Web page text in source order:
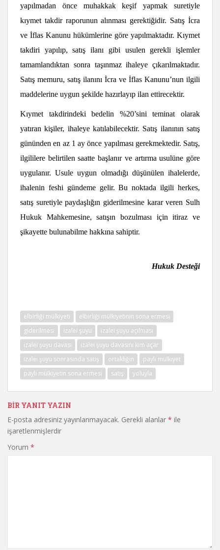
yapılmadan önce muhakkak keşif yapmak suretiyle
kıymet takdir raporunun alınması gerektiğidir. Satış İcra
ve İflas Kanunu hükümlerine göre yapılmaktadır. Kıymet
takdiri yapılıp, satış ilanı gibi usulen gerekli işlemler
tamamlandıktan sonra taşınmaz ihaleye çıkarılmaktadır.
Satış memuru, satış ilanını İcra ve İflas Kanunu’nun ilgili
maddelerine uygun şekilde hazırlayıp ilan ettirecektir.
Kıymet takdirindeki bedelin %20’sini teminat olarak
yatıran kişiler, ihaleye katılabilecektir. Satış ilanının satış
gününden en az 1 ay önce yapılması gerekmektedir. Satış,
ilgililere belirtilen saatte başlanır ve artırma usulüne göre
uygulanır. Usule uygun olmadığı düşünülen ihalelerde,
ihalenin feshi gündeme gelir. Bu noktada ilgili herkes,
satış suretiyle paydaşlığın giderilmesine karar veren Sulh
Hukuk Mahkemesine, satışın bozulması için itiraz ve
şikayette bulunabilme hakkına sahiptir.
Hukuk Desteği
elbirliği mülkiyeti
elbirliği mülkiyetinin sona ermesi
giderilmesi
izalei şuyu
izalei şuyu açılması
izalei şuyu davası
izalei şuyu davasını kim açar
izalei şuyu sonrasında satış
ortaklığın
paylı mülkiyet
paylı mülkiyetin sona ermesi
satış yoluyla
BIR YANIT YAZIN
E-posta adresiniz yayınlanmayacak. Gerekli alanlar * ile
işaretlenmişlerdir
Yorum *